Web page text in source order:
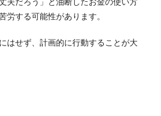
夫だろう」と油断したお金の使い方
労する可能性があります。
はせず、計画的に行動することが大